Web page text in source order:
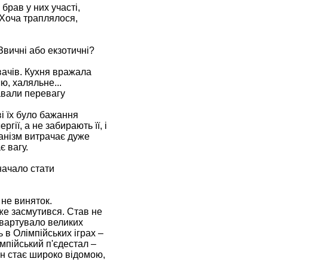
у них участі,
траплялося,
або екзотичні?
Кухня вражала
халяльне...
перевагу
їх було бажання
а не забирають її, і
витрачає дуже
вагу.
стати
виняток.
засмутився. Став не
великих
Олімпійських іграх –
п'єдестал –
стає широко відомою,